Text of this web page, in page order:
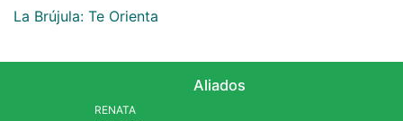
La Brújula: Te Orienta
Aliados
RENATA